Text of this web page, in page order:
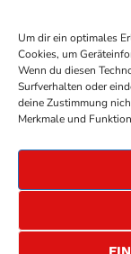
Um dir ein optimales
Cookies, um
Wenn du diesen
Surfverhalten oder
deine Zustimmung
Merkmale und
COPYRIGHT